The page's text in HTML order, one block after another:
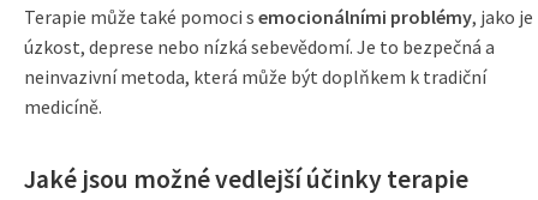
Terapie může také pomoci s emocionálními problémy, jako je
úzkost, deprese nebo nízká sebevědomí. Je to bezpečná a
neinvazivní metoda, která může být doplňkem k tradiční
medicíně.
Jaké jsou možné vedlejší účinky terapie